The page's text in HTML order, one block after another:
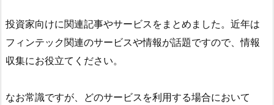
投資家向けに関連記事やサービスをまとめました。近年は
フィンテック関連のサービスや情報が話題ですので、情報
収集にお役立てください。
なお常識ですが、どのサービスを利用する場合において